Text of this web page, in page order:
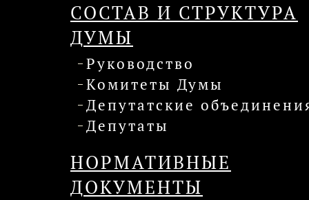
СОСТАВ И СТРУКТУРА
ДУМЫ
Руководство
Комитеты Думы
Депутатские
Депутаты
НОРМАТИВНЫЕ
ДОКУМЕНТЫ